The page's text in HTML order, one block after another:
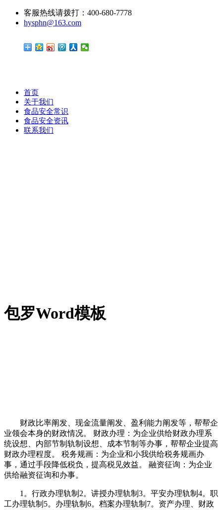
客服热线请拨打：400-680-7778
hysphn@163.com
首页
关于我们
食品安全常识
食品安全资讯
联系我们
包罗Word模板
财政比率阐发、现金流量阐发、盈利能力阐发等，帮帮企
业领会本身的财政情况。 财政办理：为企业供给财政办理系
统设想、内部节制轨制设想、成本节制等办事，帮帮企业提高
财政办理程度。 税务规画：为企业和小我供给税务规画办
事，通过手段降低税负，提高税见效益。 融资征询：为企业
供给融资征询和办事。
1。行政办理轨制2。讲授办理轨制3。平安办理轨制4。职
工办理轨制5。办理轨制6。档案办理轨制7。资产办理、财政